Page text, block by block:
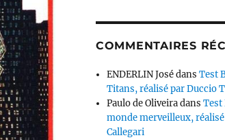
COMMENTAIRES
ENDERLIN JosédansTest
Titans, réalisé par Duccio
Paulo de OliveiradansTest
monde merveilleux,
Callegari